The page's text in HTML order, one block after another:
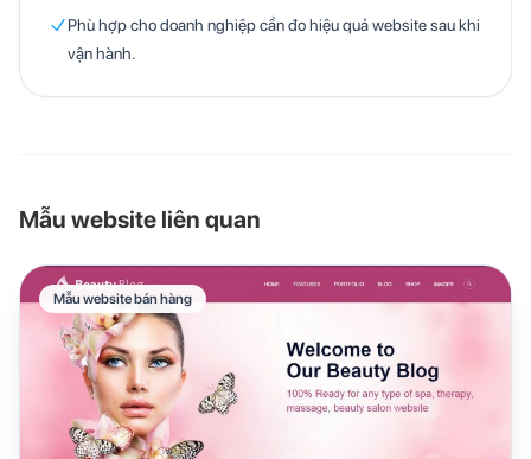
Phù hợp cho doanh nghiệp cần đo hiệu quả website sau khi
vận hành.
Mẫu website liên quan
Mẫu website bán hàng